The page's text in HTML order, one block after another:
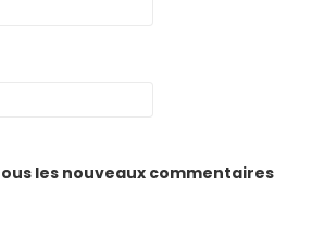
les nouveaux commentaires